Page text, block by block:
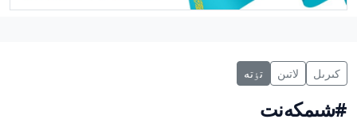
كىرىل لاتىن تٶتە
#شىمكەنت